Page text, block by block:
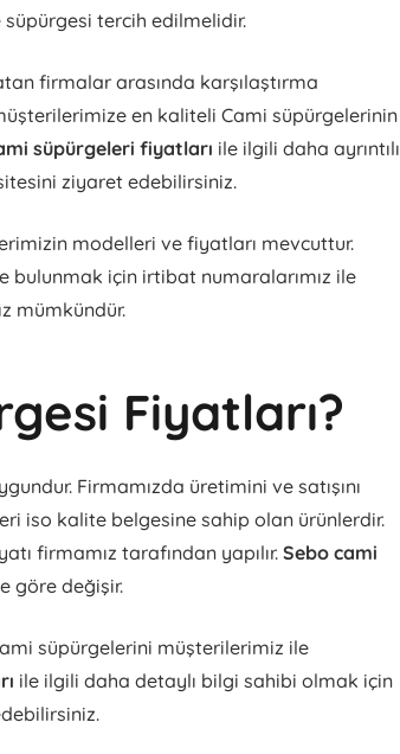
tercih edilmelidir.
firmalar arasında karşılaştırma
en kaliteli Cami süpürgelerinin
süpürgeleri fiyatları ile ilgili daha ayrıntılı
ziyaret edebilirsiniz.
modelleri ve fiyatları mevcuttur.
bulunmak için irtibat numaralarımız ile
mümkündür.
Fiyatları?
Firmamızda üretimini ve satışını
iso kalite belgesine sahip olan ürünlerdir.
firmamız tarafından yapılır.Sebo cami
göre değişir.
süpürgelerini müşterilerimiz ile
ile ilgili daha detaylı bilgi sahibi olmak için